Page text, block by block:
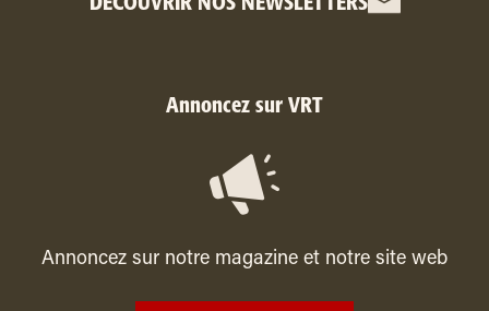
Annoncez sur VRT
Annoncez sur notre magazine et notre site web